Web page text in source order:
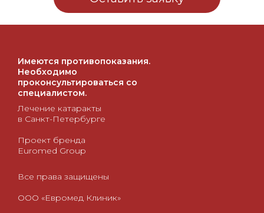
Имеются противопоказания.
Необходимо
проконсультироваться со
специалистом.
Все права защищены
ООО «Евромед Клиник»
Лечение катаракты
в Санкт-Петербурге
Проект бренда
Euromed Group